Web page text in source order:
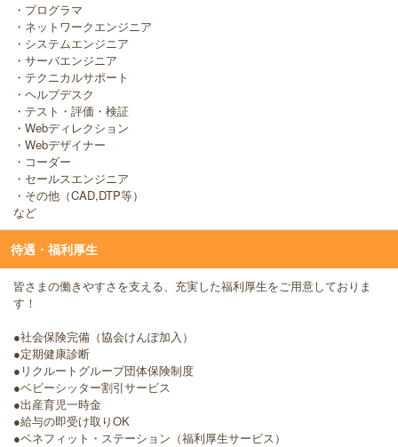
・プログラマ
・ネットワークエンジニア
・システムエンジニア
・サーバエンジニア
・テクニカルサポート
・ヘルプデスク
・テスト・評価・検証
・Webディレクション
・Webデザイナー
・コーダー
・セールスエンジニア
・その他（CAD,DTP等）
など
待遇・福利厚生
皆さまの働きやすさを支える、充実した福利厚生をご用意しておりま
す！
●社会保険完備（協会けんぽ加入）
●定期健康診断
●リクルートグループ団体保険制度
●ベビーシッター割引サービス
●出産育児一時金
●給与の即受け取りOK
●ベネフィット・ステーション（福利厚生サービス）